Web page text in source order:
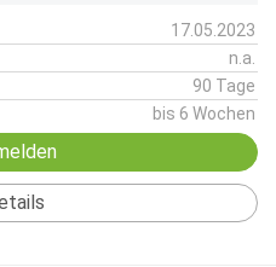
17.05.2023
n.a.
90 Tage
bis 6 Wochen